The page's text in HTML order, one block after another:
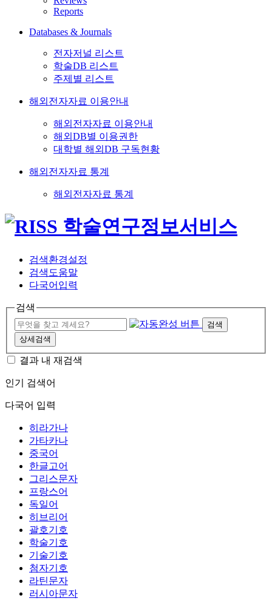
Reports
Databases & Journals
전자저널 리스트
학술DB 리스트
주제별 리스트
해외전자자료 이용안내
해외전자자료 이용안내
해외DB별 이용권한
대학별 해외DB 구독현황
해외전자자료 통계
해외전자자료 통계
검색환경설정
검색도움말
다국어입력
검색
검색
상세검색
결과 내 재검색
인기 검색어
다국어 입력
히라가나
가타카나
중국어
한글고어
그리스문자
프랑스어
독일어
히브리어
괄호기호
학술기호
기술기호
첨자기호
라틴문자
러시아문자